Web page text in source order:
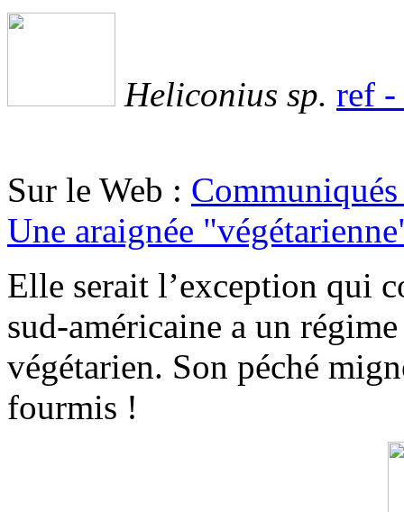
Heliconius sp. ref -
Sur le Web :
Une araignée
Elle serait l’exception qui
sud-américaine a un
végétarien. Son péché
fourmis !